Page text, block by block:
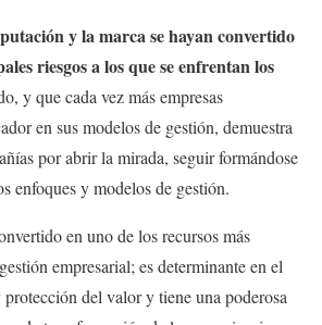
y la marca se hayan convertido
riesgos a los que se enfrentan los
y que cada vez más empresas
en sus modelos de gestión, demuestra
por abrir la mirada, seguir formándose
enfoques y modelos de gestión.
en uno de los recursos más
empresarial; es determinante en el
del valor y tiene una poderosa